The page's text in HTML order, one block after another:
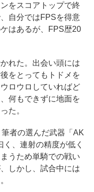
をスコアトップで終
自分ではFPSを得意
はあるが、FPS歴20
れた。出会い頭には
をとってもトドメを
ロウロしていればど
何もできずに地面を
た。
者の選んだ武器「AK
、連射の精度が低く
うため単騎での戦い
しかし、試合中には